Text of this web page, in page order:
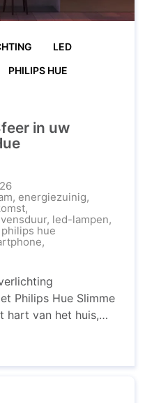
LED
PHILIPS HUE
in uw
, energiezuinig,
,
, led-lampen,
philips hue
,
Philips Hue Slimme
hart van het huis,
met familie en
kunt